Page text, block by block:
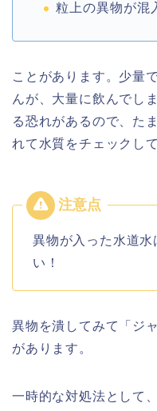
粒上の異物が混
ことがあります。少量
んが、大量に飲んでし
る恐れがあるので、た
れて水質をチェックし
異物が入った水道水
い！
異物を潰してみて「ジ
があります。
一時的な対処法として